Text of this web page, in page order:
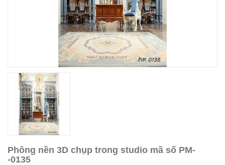
Phông nền 3D chụp trong studio mã số PM-
-0135